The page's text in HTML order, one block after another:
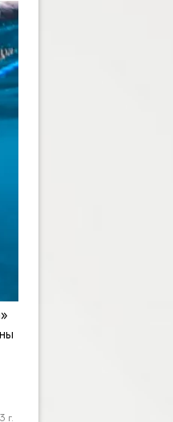
г.